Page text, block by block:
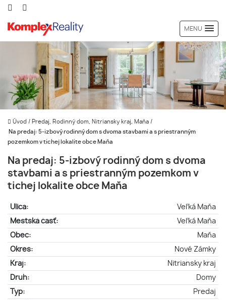
MENU
Úvod / Predaj, Rodinný dom, Nitriansky kraj, Maňa /
Na predaj: 5-izbový rodinný dom s dvoma stavbami a s priestranným
pozemkom v tichej lokalite obce Maňa
Na predaj: 5-izbový rodinný dom s dvoma
stavbami a s priestranným pozemkom v
tichej lokalite obce Maňa
Ulica:
Veľká Maňa
Mestská časť:
Veľká Maňa
Obec:
Maňa
Okres:
Nové Zámky
Kraj:
Nitriansky kraj
Druh:
Domy
Typ:
Predaj